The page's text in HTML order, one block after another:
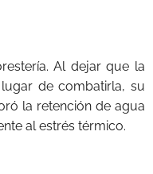
Al dejar que la
de combatirla, su
la retención de agua
al estrés térmico.